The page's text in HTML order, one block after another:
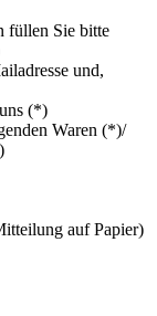
füllen Sie bitte
und,
(*)
Waren (*)/
auf Papier)